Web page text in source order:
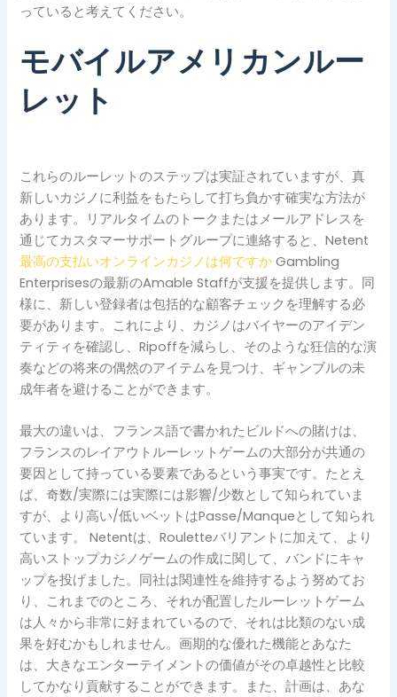
っていると考えてください。
モバイルアメリカンルー
レット
これらのルーレットのステップは実証されていますが、真
新しいカジノに利益をもたらして打ち負かす確実な方法が
あります。リアルタイムのトークまたはメールアドレスを
通じてカスタマーサポートグループに連絡すると、Netent
最高の支払いオンラインカジノは何ですか Gambling
Enterprisesの最新のAmable Staffが支援を提供します。同
様に、新しい登録者は包括的な顧客チェックを理解する必
要があります。これにより、カジノはバイヤーのアイデン
ティティを確認し、Ripoffを減らし、そのような狂信的な演
奏などの将来の偶然のアイテムを見つけ、ギャンブルの未
成年者を避けることができます。
最大の違いは、フランス語で書かれたビルドへの賭けは、
フランスのレイアウトルーレットゲームの大部分が共通の
要因として持っている要素であるという事実です。たとえ
ば、奇数/実際には実際には影響/少数として知られていま
すが、より高い/低いベットはPasse/Manqueとして知られ
ています。 Netentは、Rouletteバリアントに加えて、より
高いストップカジノゲームの作成に関して、バンドにキャ
ップを投げました。同社は関連性を維持するよう努めてお
り、これまでのところ、それが配置したルーレットゲーム
は人々から非常に好まれているので、それは比類のない成
果を好むかもしれません。画期的な優れた機能とあなた
は、大きなエンターテイメントの価値がその卓越性と比較
してかなり貢献することができます。また、計画は、あな